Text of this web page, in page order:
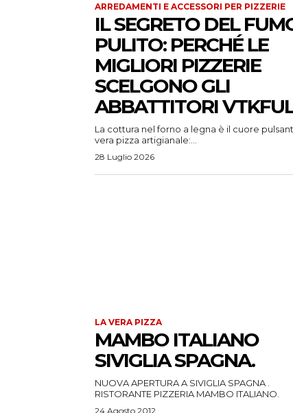
ARREDAMENTI E ACCESSORI PER PIZZERIE
IL SEGRETO DEL
PULITO: PERCHÉ LE
MIGLIORI PIZZERIE
SCELGONO GLI
ABBATTITORI
La cottura nel forno a legna è il cuore
vera pizza artigianale:...
28 Luglio 2026
LA VERA PIZZA
MAMBO ITALIANO
SIVIGLIA SPAGNA.
NUOVA APERTURA A SIVIGLIA SPAGNA .
RISTORANTE PIZZERIA MAMBO ITALIANO.
24 Agosto 2012